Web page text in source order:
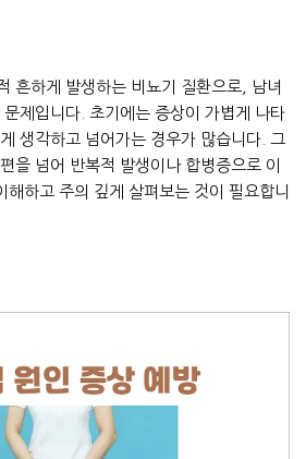
흔하게 발생하는 비뇨기 질환으로, 남녀
제입니다. 초기에는 증상이 가볍게 나타
생각하고 넘어가는 경우가 많습니다. 그
을 넘어 반복적 발생이나 합병증으로 이
해하고 주의 깊게 살펴보는 것이 필요합니